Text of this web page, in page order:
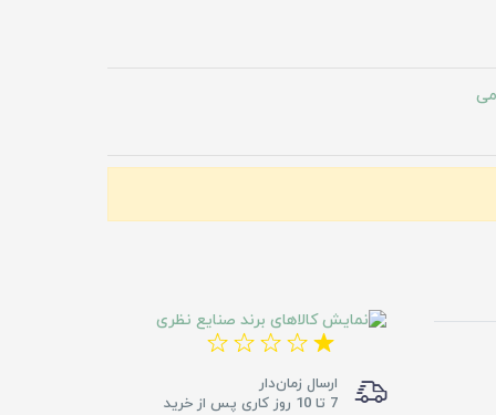
ارسال زمان‌دار
7 تا 10 روز کاری پس از خرید